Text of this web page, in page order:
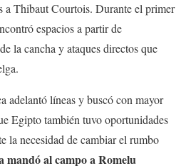
a Thibaut Courtois. Durante el primer
espacios a partir de
la cancha y ataques directos que
adelantó líneas y buscó con mayor
Egipto también tuvo oportunidades
la necesidad de cambiar el rumbo
mandó al campo a Romelu